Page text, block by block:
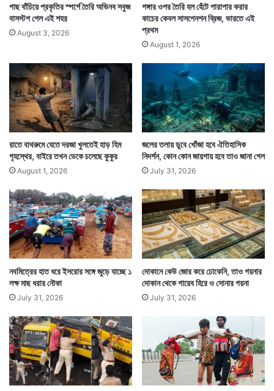
Tags National News
গাছ বাঁচিয়ে প্রকৃতির স্পর্শে তৈরি অভিনব সবুজ
বাসস্টপ পেল এই শহর
August 3, 2026
গঙ্গার ওপর তৈরি হল হেঁটে পারাপার করার
কাচের কেবল সাসপেনশন ব্রিজ, ভারতে এই
প্রথম
August 1, 2026
রাতে বাথরুমে যেতে দরজা খুলতেই হাড় হিম
গৃহস্থের, বাইরে তখন ডেকে চলেছে কুকুর
August 1, 2026
জলের তলায় ডুবে খোঁজা হবে ঐতিহাসিক
নিদর্শন, কোন কোন জায়গায় হবে তাও জানা গেল
July 31, 2026
নবমিত্রের হাত ধরে ইসরোর সঙ্গে জুড়ে যাচ্ছে ১
লক্ষ মাছ ধরার নৌকা
July 31, 2026
দোকানে কেউ জোর করে ঢোকেনি, তাও গয়নার
দোকান থেকে গায়েব হিরে ও সোনার গয়না
July 31, 2026